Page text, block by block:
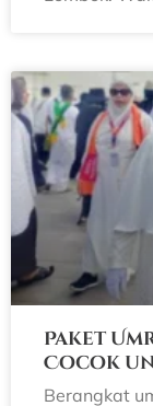
Paket
Cocok
Berangkat